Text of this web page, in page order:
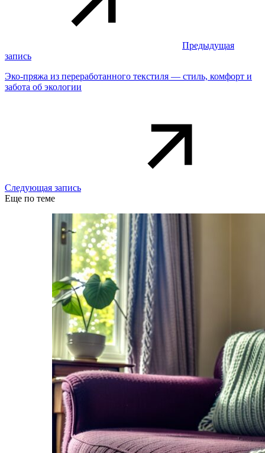
Предыдущая
запись
Эко-пряжа из переработанного текстиля — стиль, комфорт и
забота об экологии
Следующая запись
Еще по теме